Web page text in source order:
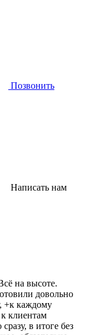
Позвонить
Написать нам
на высоте.
довольно
+к каждому
клиентам
в итоге без